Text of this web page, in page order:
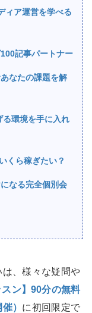
ィア運営を学べる
記事パートナー
なたの課題を解
る環境を手に入れ
くら稼ぎたい？
なる完全個別会
、様々な疑問や
スン】90分の無料
） に初回限定で